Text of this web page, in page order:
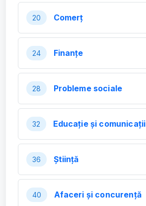
20 Comerț
24 Finanțe
28 Probleme sociale
32 Educație și comunicații
36 Știință
40 Afaceri și concurență